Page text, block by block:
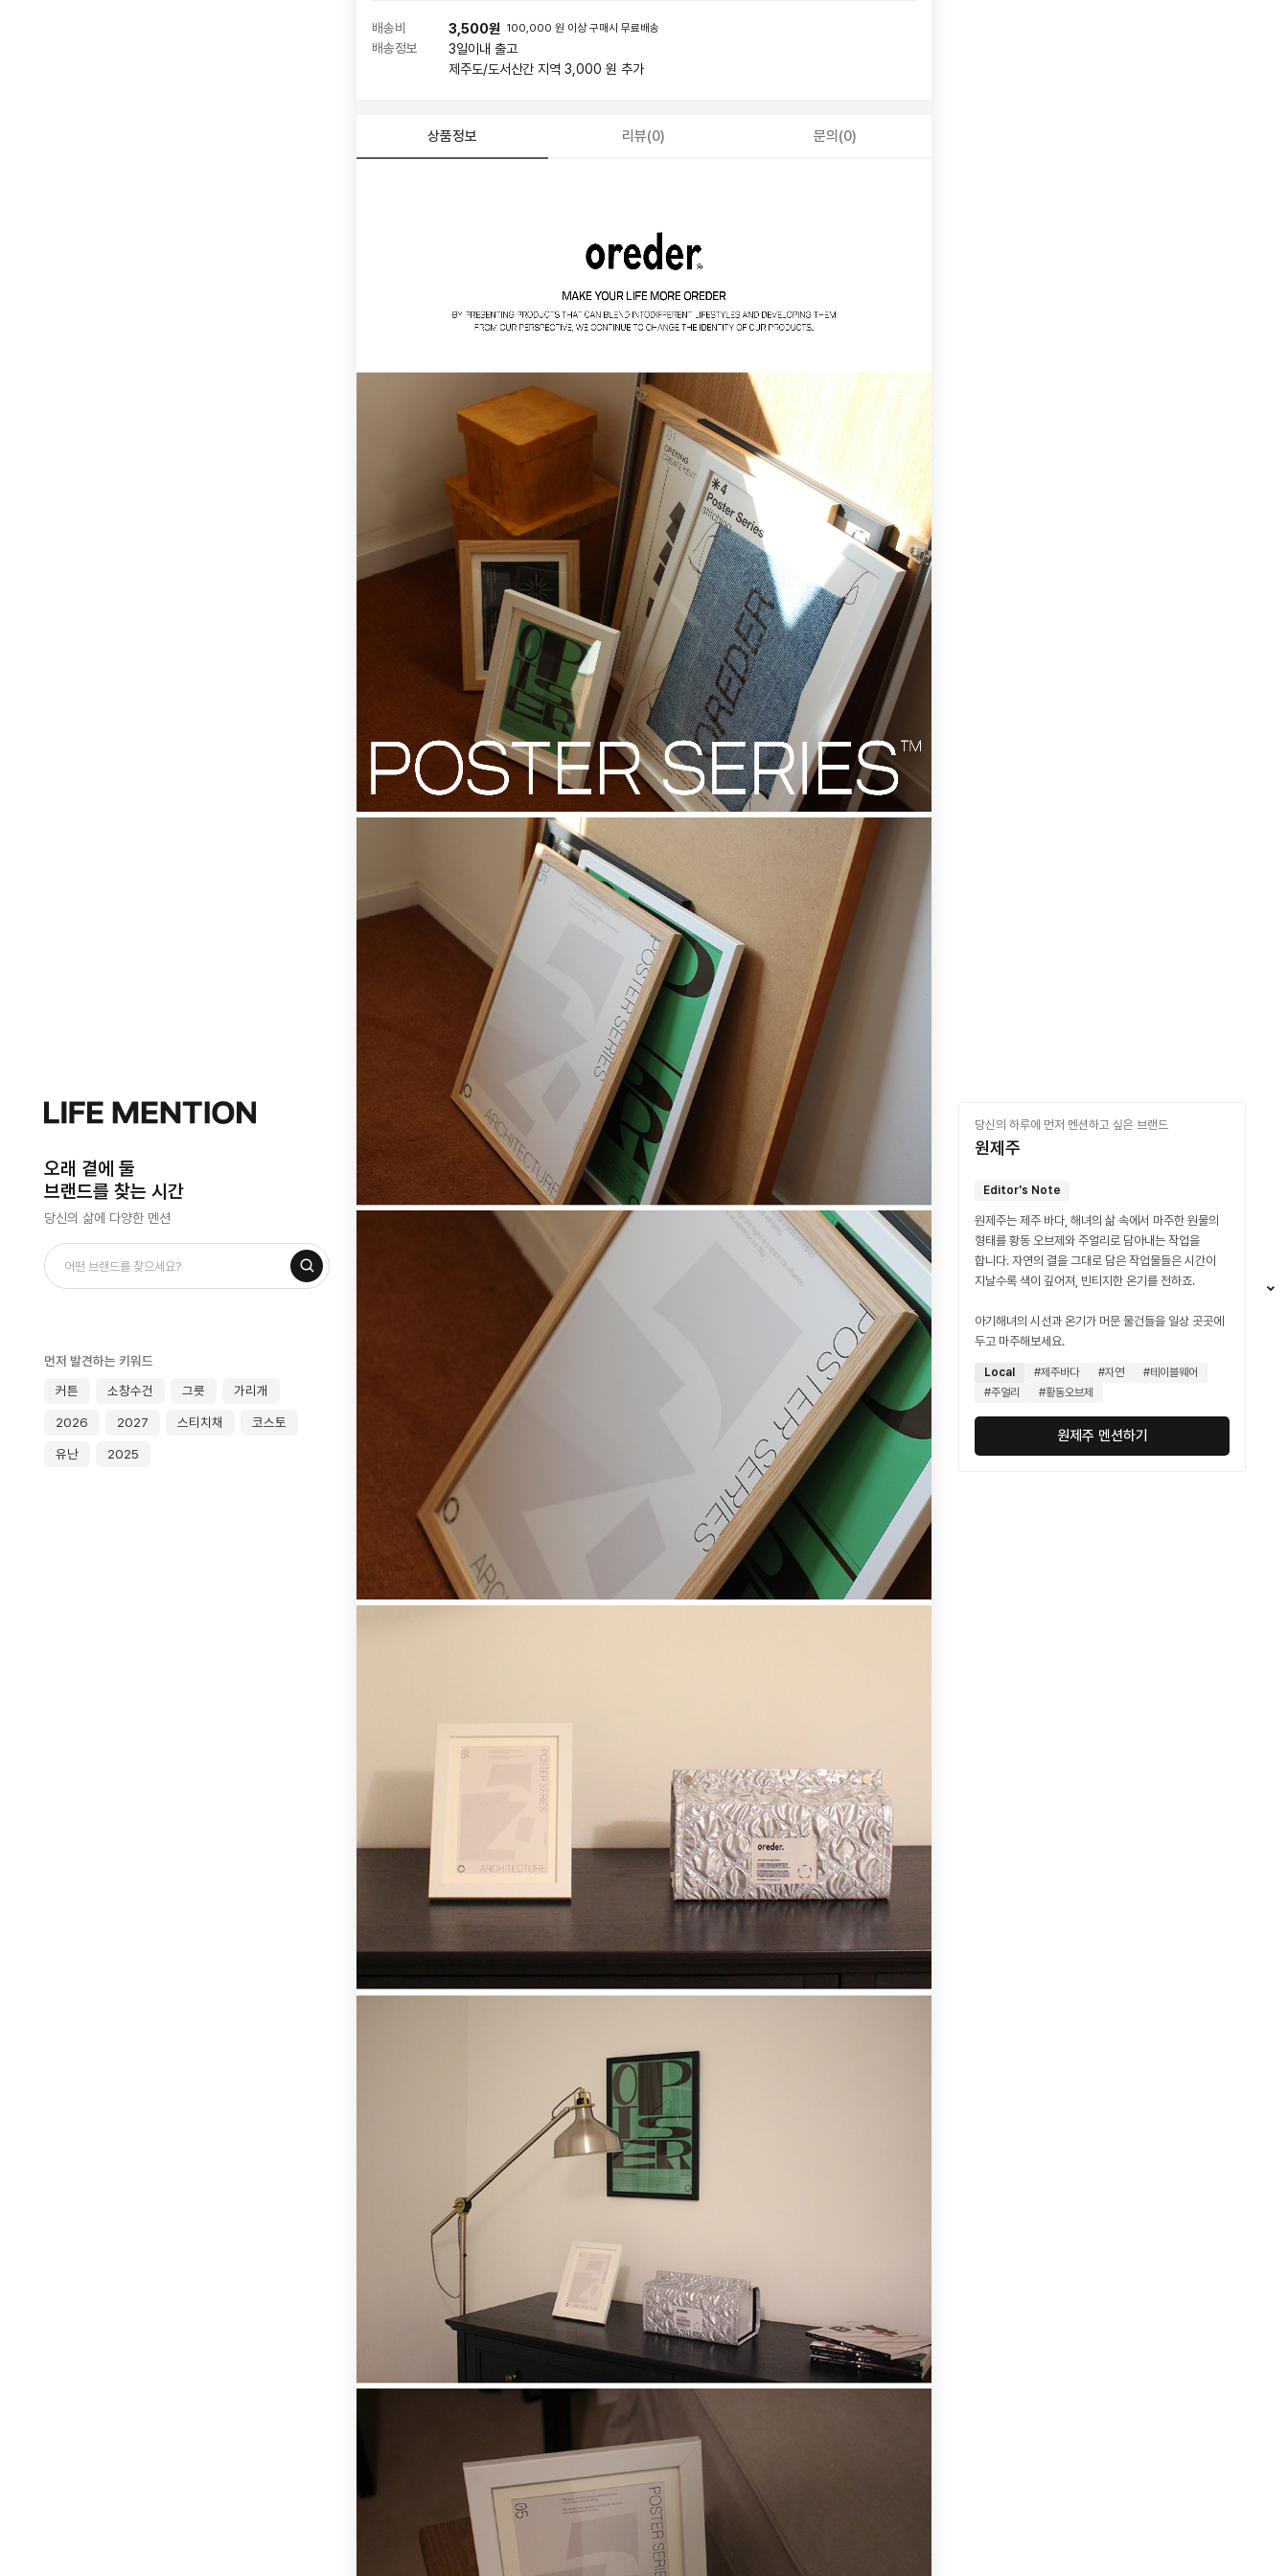
배송비 3,500원 100,000 원 이상 구매시 무료배송
배송정보 3일이내 출고
제주도/도서산간 지역 3,000 원 추가
상품정보 리뷰(0) 문의(0)
오래 곁에 둘
브랜드를 찾는 시간
당신의 삶에 다양한 멘션
먼저 발견하는 키워드
커튼
소창수건 그릇 가리개
2026 2027 스티치채 코스토
유난 2025
당신의 하루에 먼저 멘션하고 싶은 브랜드
원제주
Editor's Note
원제주는 제주 바다, 해녀의 삶 속에서 마주한 원물의
형태를 황동 오브제와 주얼리로 담아내는 작업을
합니다. 자연의 결을 그대로 담은 작업물들은 시간이
지날수록 색이 깊어져, 빈티지한 온기를 전하죠.
아기해녀의 시선과 온기가 머문 물건들을 일상 곳곳에
두고 마주해보세요.
Local #제주바다 #자연
#테이블웨어
#주얼리
#황동오브제
원제주 멘션하기